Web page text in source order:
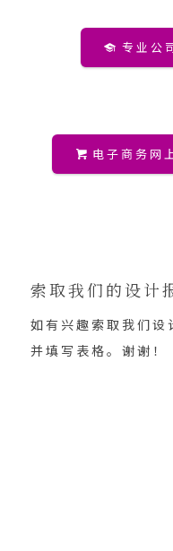
专业公
电子商务网
索取我们的设计
如有兴趣索取我们设
并填写表格。谢谢！